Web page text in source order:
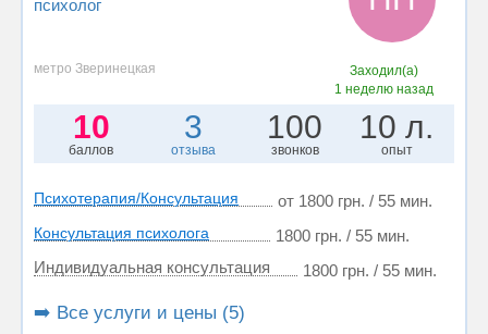
психолог
метро Зверинецкая
Заходил(а)
1 неделю назад
10
баллов
3
отзыва
100
звонков
10 л.
опыт
Психотерапия/Консультация от 1800 грн. / 55 мин.
Консультация психолога
1800 грн. / 55 мин.
Индивидуальная консультация
1800 грн. / 55 мин.
➡️ Все услуги и цены (5)